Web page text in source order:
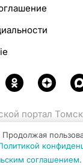
портал
развития,
Продолжая
соглашением.